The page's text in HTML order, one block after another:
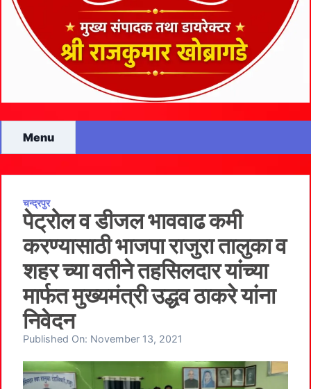
Menu
चन्द्रपुर
पेट्रोल व डीजल भाववाढ कमी
करण्यासाठी भाजपा राजुरा तालुका व
शहर च्या वतीने तहसिलदार यांच्या
मार्फत मुख्यमंत्री उद्धव ठाकरे यांना
निवेदन
Published On: November 13, 2021